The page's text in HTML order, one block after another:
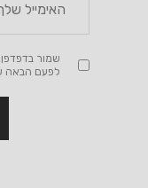
שמור
לפעם הבאה